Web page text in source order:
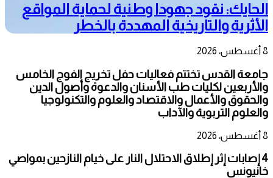
الحايك: نقود جهودا وطنية لحماية المواقع
الأثرية والتاريخية المهددة بالخطر
8 أغسطس، 2026
جامعة القدس تختتم فعاليات حفل تخريج الفوج الخامس
والأربعين لكليات طب الأسنان والدعوة وأصول الدين
والحقوق والأعمال والاقتصاد والعلوم والتكنولوجيا
والعلوم التربوية والآداب
8 أغسطس، 2026
4 إصابات إثر إطلاق الاحتلال النار على خيام النازحين بمواصي
خانيونس